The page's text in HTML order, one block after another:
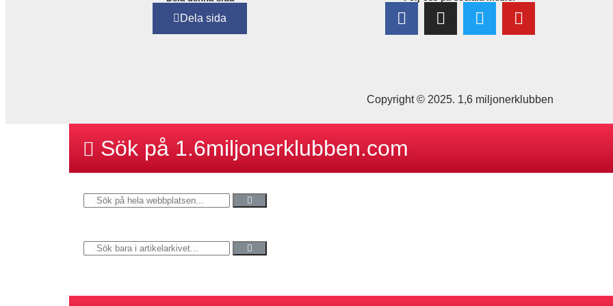
Dela sida
Copyright © 2025. 1,6 miljonerklubben
Sök på 1.6miljonerklubben.com